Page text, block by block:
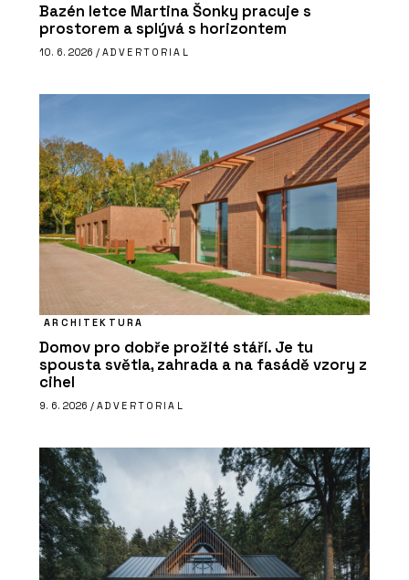
Bazén letce Martina Šonky pracuje s
prostorem a splývá s horizontem
10. 6. 2026 / ADVERTORIAL
ARCHITEKTURA
Domov pro dobře prožité stáří. Je tu
spousta světla, zahrada a na fasádě vzory z
cihel
9. 6. 2026 / ADVERTORIAL